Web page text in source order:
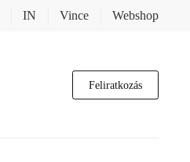
IN Vince Webshop
Feliratkozás